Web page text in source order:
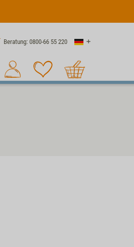
Beratung: 0800-66 55 220 Land